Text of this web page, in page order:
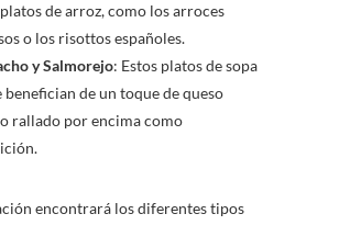
de arroz, como los arroces
o los risottos españoles.
y Salmorejo: Estos platos de sopa
benefician de un toque de queso
rallado por encima como
encontrará los diferentes tipos